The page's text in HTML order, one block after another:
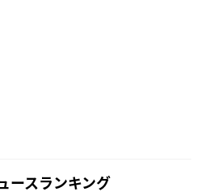
ースランキング